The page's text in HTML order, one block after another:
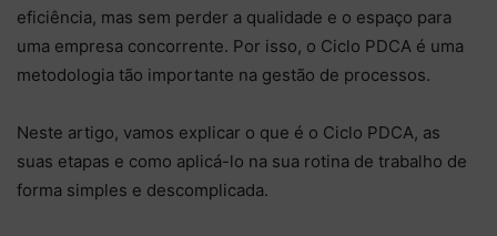
eficiência, mas sem perder a qualidade e o espaço para
uma empresa concorrente. Por isso, o Ciclo PDCA é uma
metodologia tão importante na gestão de processos.
Neste artigo, vamos explicar o que é o Ciclo PDCA, as
suas etapas e como aplicá-lo na sua rotina de trabalho de
forma simples e descomplicada.